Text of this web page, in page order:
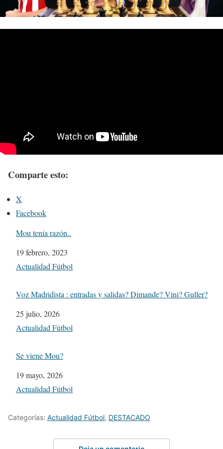
Comparte esto:
X
Facebook
Mou tenía razón..
Fecha
19 febrero, 2023
Respecto a
Actualidad Fútbol
Voz Madridista : entradas y salidas? Dimande? Vini? Guller?
Fecha
25 julio, 2026
Respecto a
Actualidad Fútbol
Se viene Mou?
Fecha
19 mayo, 2026
Respecto a
Actualidad Fútbol
Categorías: Actualidad Fútbol, DESTACADO